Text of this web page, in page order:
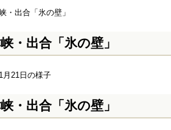
・出合「氷の壁」
・出合「氷の壁」
月21日の様子
・出合「氷の壁」